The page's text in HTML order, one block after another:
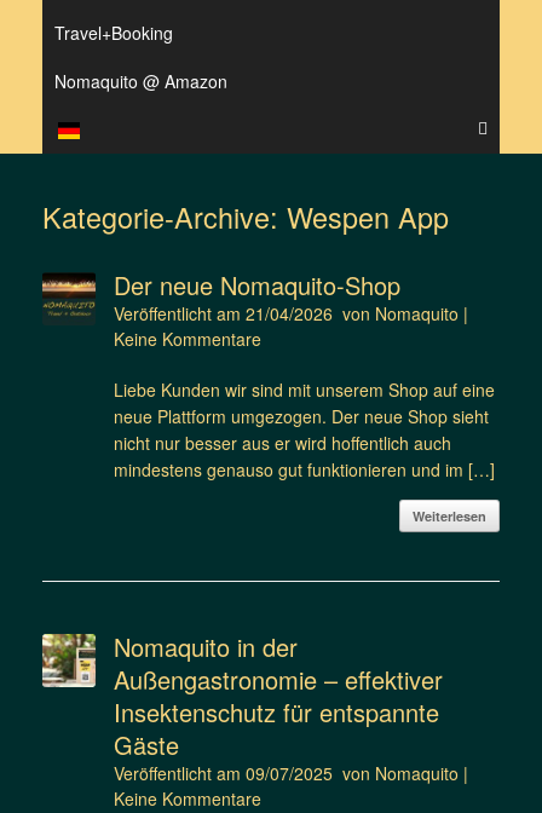
Travel+Booking
Nomaquito @ Amazon
Kategorie-Archive: Wespen App
Der neue Nomaquito-Shop
Veröffentlicht am 21/04/2026 von Nomaquito |
Keine Kommentare
Liebe Kunden wir sind mit unserem Shop auf eine
neue Plattform umgezogen. Der neue Shop sieht
nicht nur besser aus er wird hoffentlich auch
mindestens genauso gut funktionieren und im […]
Weiterlesen
Nomaquito in der
Außengastronomie – effektiver
Insektenschutz für entspannte
Gäste
Veröffentlicht am 09/07/2025 von Nomaquito |
Keine Kommentare